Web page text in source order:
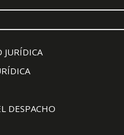
JURÍDICA
DESPACHO